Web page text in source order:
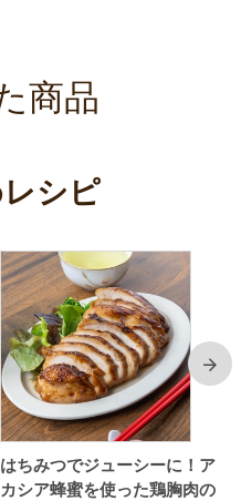
商品
シピ
はちみつでジューシーに！ア
カシア蜂蜜を使った鶏胸肉の
次